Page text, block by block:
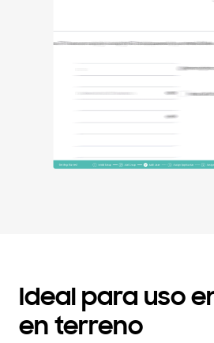
Ideal para uso
en terreno